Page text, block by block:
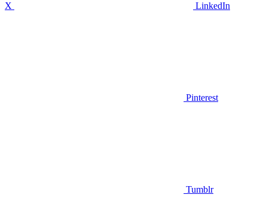
X LinkedIn
Pinterest
Tumblr